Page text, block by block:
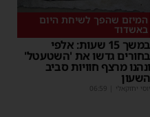
המיזם שהפך לשיחת היום
באשדוד
במשך 15 שעות: אלפי
בחורים גדשו את 'השטעטל'
ונהנו מרצף חוויות סביב
השעון
יוסי יחזקאלי 06:59